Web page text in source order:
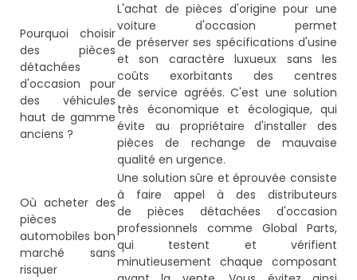
Pourquoi choisir
des pièces
détachées
d'occasion pour
des véhicules
haut de gamme
anciens ?
L'achat de pièces d'origine pour une
voiture d'occasion permet
de préserver ses spécifications d'usine
et son caractère luxueux sans les
coûts exorbitants des centres
de service agréés. C'est une solution
très économique et écologique, qui
évite au propriétaire d'installer des
pièces de rechange de mauvaise
qualité en urgence.
Où acheter des
pièces
automobiles bon
marché sans
risquer
Une solution sûre et éprouvée consiste
à faire appel à des distributeurs
de pièces détachées d'occasion
professionnels comme Global Parts,
qui testent et vérifient
minutieusement chaque composant